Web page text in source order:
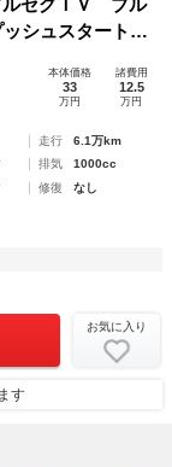
セグＴＶ ブル
シュスタート
ミ
本体価格
33
万円
諸費用
12.5
万円
走行
6.1万km
排気
1000cc
修復
なし
お気に入り
す